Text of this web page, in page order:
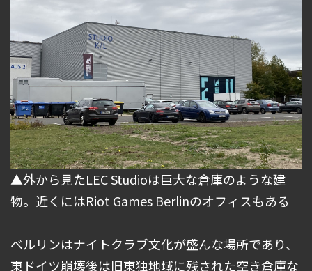
▲外から見たLEC Studioは巨大な倉庫のような建
物。近くにはRiot Games Berlinのオフィスもある
ベルリンはナイトクラブ文化が盛んな場所であり、
東ドイツ崩壊後は旧東独地域に残された空き倉庫な